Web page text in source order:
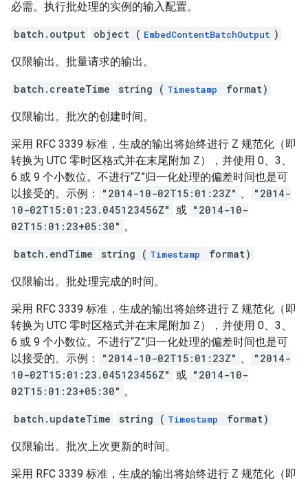
必需。执行批处理的实例的输入配置。
batch.output object ( EmbedContentBatchOutput )
仅限输出。批量请求的输出。
batch.createTime string ( Timestamp format)
仅限输出。批次的创建时间。
采用 RFC 3339 标准，生成的输出将始终进行 Z 规范化（即
转换为 UTC 零时区格式并在末尾附加 Z），并使用 0、3、
6 或 9 个小数位。不进行“Z”归一化处理的偏差时间也是可
以接受的。示例：
"2014-10-02T15:01:23Z" 、
"2014-
10-02T15:01:23.045123456Z" 或 "2014-10-
02T15:01:23+05:30" 。
batch.endTime string ( Timestamp format)
仅限输出。批处理完成的时间。
采用 RFC 3339 标准，生成的输出将始终进行 Z 规范化（即
转换为 UTC 零时区格式并在末尾附加 Z），并使用 0、3、
6 或 9 个小数位。不进行“Z”归一化处理的偏差时间也是可
以接受的。示例：
"2014-10-02T15:01:23Z" 、
"2014-
10-02T15:01:23.045123456Z" 或 "2014-10-
02T15:01:23+05:30" 。
batch.updateTime string ( Timestamp format)
仅限输出。批次上次更新的时间。
采用 RFC 3339 标准，生成的输出将始终进行 Z 规范化（即